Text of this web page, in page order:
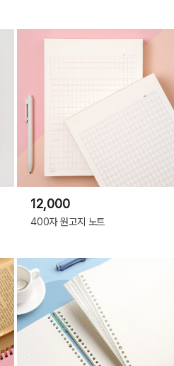
12,000
400자 원고지 노트